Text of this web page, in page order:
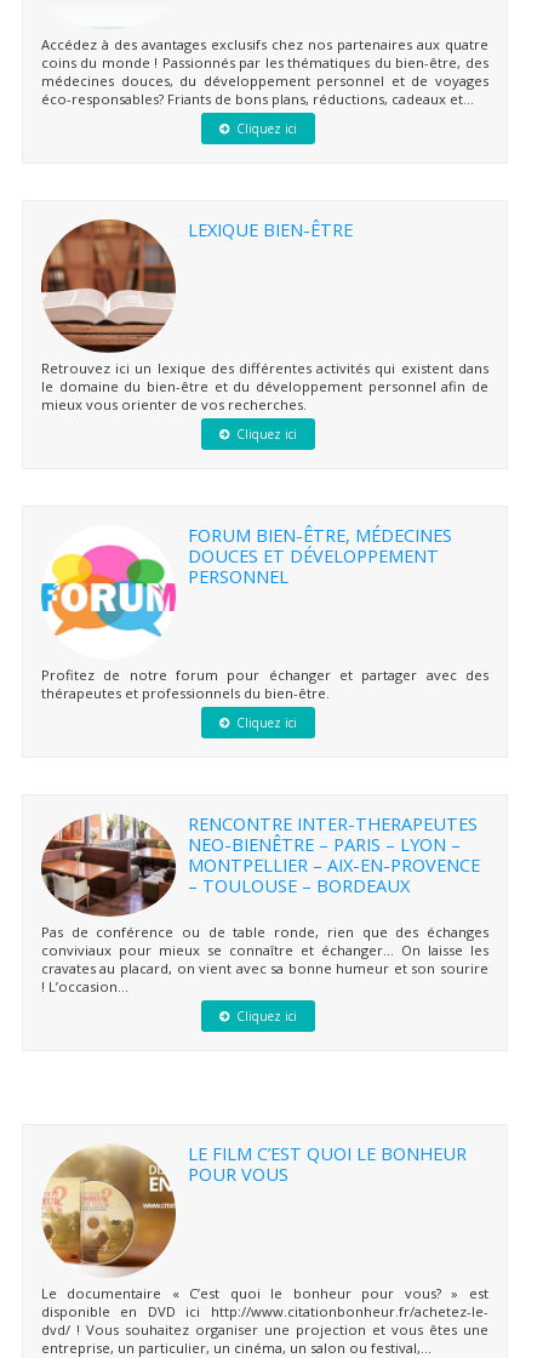
Accédez à des avantages exclusifs chez nos partenaires aux quatre
coins du monde ! Passionnés par les thématiques du bien-être, des
médecines douces, du développement personnel et de voyages
éco-responsables? Friants de bons plans, réductions, cadeaux et...
Cliquez ici
LEXIQUE BIEN-ÊTRE
Retrouvez ici un lexique des différentes activités qui existent dans
le domaine du bien-être et du développement personnel afin de
mieux vous orienter de vos recherches.
Cliquez ici
FORUM BIEN-ÊTRE, MÉDECINES
DOUCES ET DÉVELOPPEMENT
PERSONNEL
Profitez de notre forum pour échanger et partager avec des
thérapeutes et professionnels du bien-être.
Cliquez ici
RENCONTRE INTER-THERAPEUTES
NEO-BIENÊTRE – PARIS – LYON –
MONTPELLIER – AIX-EN-PROVENCE
– TOULOUSE – BORDEAUX
Pas de conférence ou de table ronde, rien que des échanges
conviviaux pour mieux se connaître et échanger… On laisse les
cravates au placard, on vient avec sa bonne humeur et son sourire
! L’occasion...
Cliquez ici
LE FILM C’EST QUOI LE BONHEUR
POUR VOUS
Le documentaire « C’est quoi le bonheur pour vous? » est
disponible en DVD ici http://www.citationbonheur.fr/achetez-le-
dvd/ ! Vous souhaitez organiser une projection et vous êtes une
entreprise, un particulier, un cinéma, un salon ou festival,...